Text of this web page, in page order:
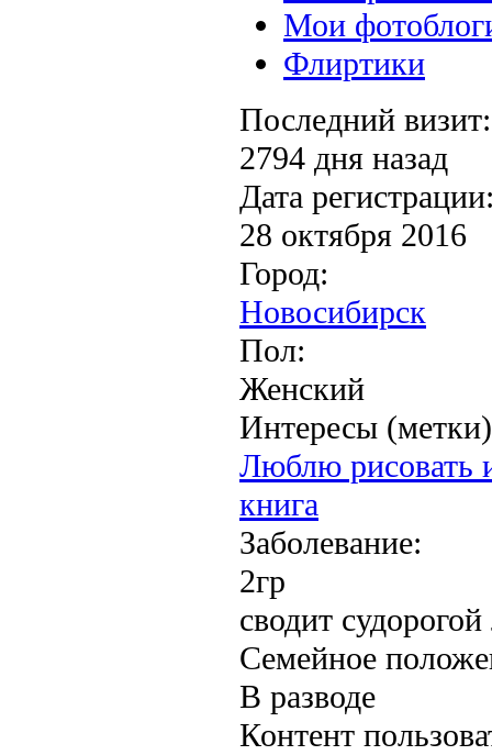
Мои
Флиртики
Последний визит:
2794 дня назад
Дата
28 октября 2016
Город:
Новосибирск
Пол:
Женский
Интересы
Люблю рисовать
книга
Заболевание:
2гр
сводит
Семейное
В разводе
Контент